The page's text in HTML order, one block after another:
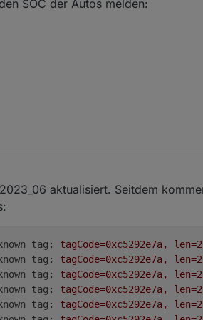
SOC der Autos melden:
aktualisiert. Seitdem
tag: tagCode=0xc5292e7a,
tag: tagCode=0xc5292e7a,
tag: tagCode=0xc5292e7a,
tag: tagCode=0xc5292e7a,
tag: tagCode=0xc5292e7a,